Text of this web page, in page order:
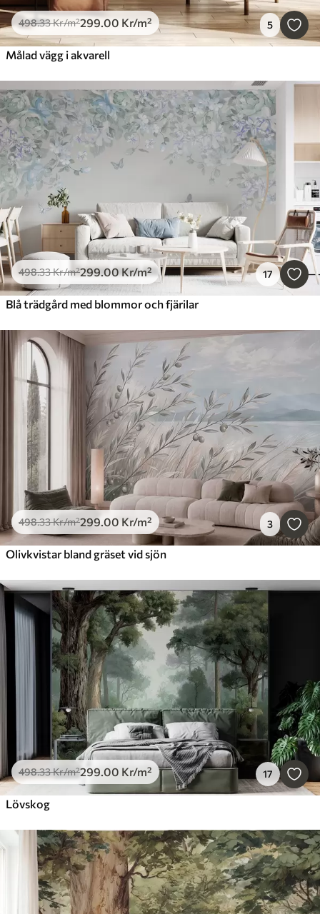
498.33Kr/m²299 .00 Kr/m² 5
Målad vägg i akvarell
498.33Kr/m²299.00 Kr/m² 17
Blå trädgård med blommor och fjärilar
498.33Kr/m²299.00 Kr/m² 3
Olivkvistar bland gräset vid sjön
498.33Kr/m²299 .00 Kr/m² 17
Lövskog